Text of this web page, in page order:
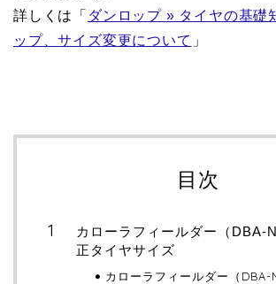
詳しくは「 ダンロップ » タイヤの基礎
ップ、サイズ変更について 」
目次
カローラフィールダー（DBA-
正タイヤサイズ
カローラフィールダー（DBA-